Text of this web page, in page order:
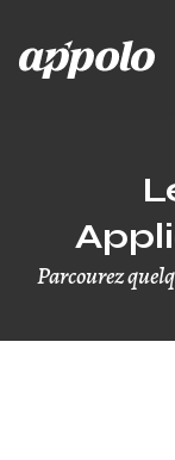
Parcourez